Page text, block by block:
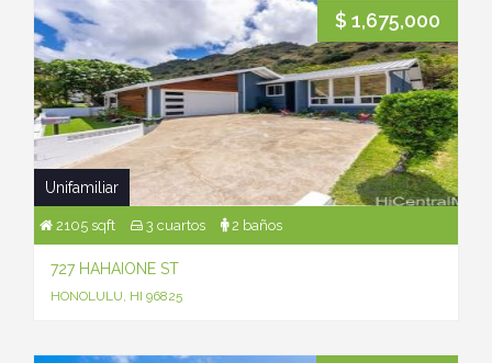
$ 1,675,000
Unifamiliar
2105 sqft 3 cuartos 2 baños
727 HAHAIONE ST
HONOLULU, HI 96825